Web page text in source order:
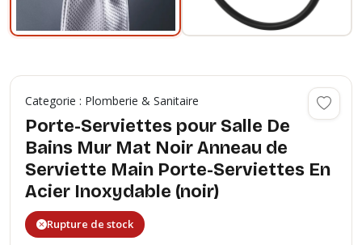
Categorie : Plomberie & Sanitaire
Porte-Serviettes pour Salle De
Bains Mur Mat Noir Anneau de
Serviette Main Porte-Serviettes En
Acier Inoxydable (noir)
Rupture de stock